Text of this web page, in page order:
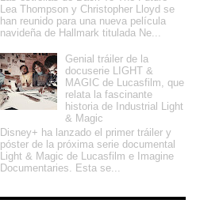
Lea Thompson y Christopher Lloyd se
han reunido para una nueva película
navideña de Hallmark titulada Ne...
Genial tráiler de la
docuserie LIGHT &
MAGIC de Lucasfilm, que
relata la fascinante
historia de Industrial Light
& Magic
Disney+ ha lanzado el primer tráiler y
póster de la próxima serie documental
Light & Magic de Lucasfilm e Imagine
Documentaries. Esta se...